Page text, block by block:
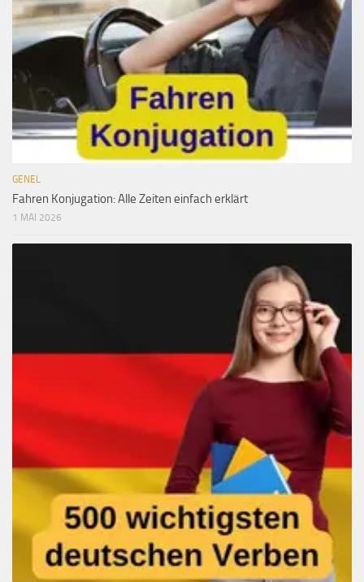
GENEL
Fahren Konjugation: Alle Zeiten einfach erklärt
1 MAI 2026